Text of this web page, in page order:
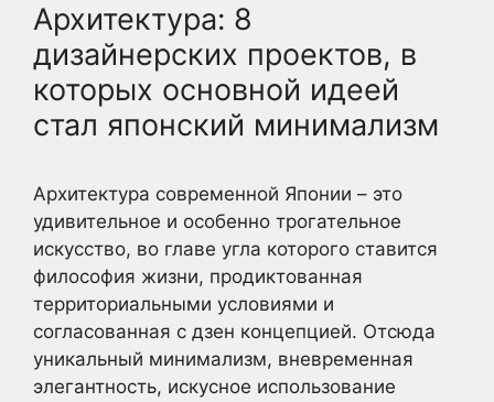
Архитектура: 8
дизайнерских проектов, в
которых основной идеей
стал японский минимализм
Архитектура современной Японии – это
удивительное и особенно трогательное
искусство, во главе угла которого ставится
философия жизни, продиктованная
территориальными условиями и
согласованная с дзен концепцией. Отсюда
уникальный минимализм, вневременная
элегантность, искусное использование